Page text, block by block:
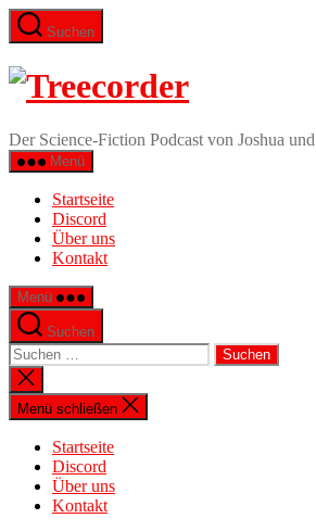
Zum
Inhalt Suchen
Der Science-Fiction Podcast von Joshua
Menü
Startseite
Discord
Über uns
Kontakt
Menü
Suchen
Suchen
nach:
Suche
schließen
Menü schließen
Startseite
Discord
Über uns
Kontakt